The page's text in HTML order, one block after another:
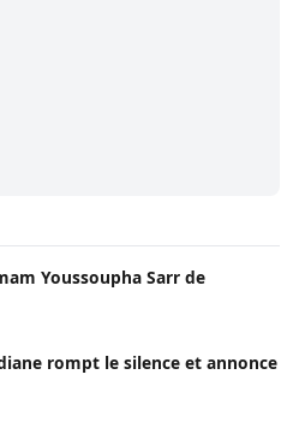
Youssoupha Sarr de
rompt le silence et annonce